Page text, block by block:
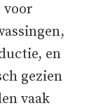
en
gezien
vaak